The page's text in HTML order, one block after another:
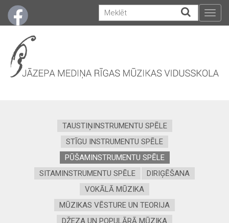
TAUSTIŅINSTRUMENTU SPĒLE
STĪGU INSTRUMENTU SPĒLE
PŪŠAMINSTRUMENTU SPĒLE
SITAMINSTRUMENTU SPĒLE
DIRIĢĒŠANA
VOKĀLĀ MŪZIKA
MŪZIKAS VĒSTURE UN TEORIJA
DŽEZA UN POPULĀRĀ MŪZIKA